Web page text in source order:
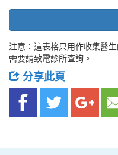
注意：這表格只用作收集醫
需要請致電診所查詢。
分享此頁